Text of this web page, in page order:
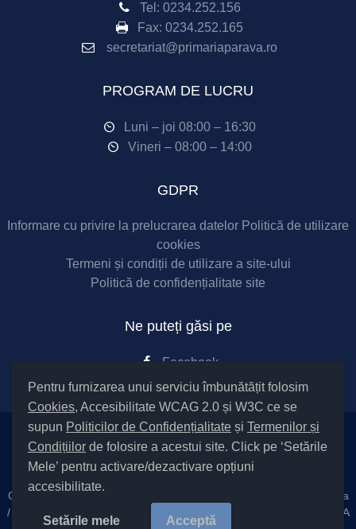
Pentru furnizarea unui serviciu îmbunătățit folosim
Cookies, Accesibilitate WCAG 2.0 și W3C ce se
supun Politicilor de Confidențialitate și Termenilor și
Condițiilor de folosire a acestui site. Click pe ‘Setările
Mele’ pentru activare/dezactivare opțiuni
accesibilitate.
Setările mele Acceptă
Tel: 0234.252.156
Fax: 0234.252.165
secretariat@primariaparava.ro
PROGRAM DE LUCRU
Luni – joi 08:00 – 16:30
Vineri – 08:00 – 14:00
GDPR
Informare cu privire la prelucrarea datelor Politică de utilizare
cookies
Termeni și condiții de utilizare a site-ului
Politică de confidențialitate site
Ne puteți găsi pe
Facebook
Setări Cookies și Accesibilitate
Cod Județ 4 / Județul Bacău / Tipul UAT – 14 – C – Comuna Parava
/ Codul SIRUTA al Unității Administrativ Teritoriale COMUNA PARAVA